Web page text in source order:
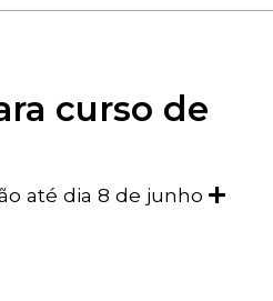
curso de
até dia 8 de junho